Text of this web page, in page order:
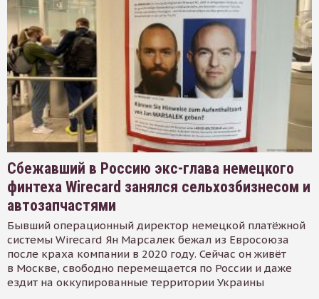
Сбежавший в Россию экс-глава немецкого
финтеха Wirecard занялся сельхозбизнесом и
автозапчастями
Бывший операционный директор немецкой платёжной
системы Wirecard Ян Марсалек бежал из Евросоюза
после краха компании в 2020 году. Сейчас он живёт
в Москве, свободно перемещается по России и даже
ездит на оккупированные территории Украины